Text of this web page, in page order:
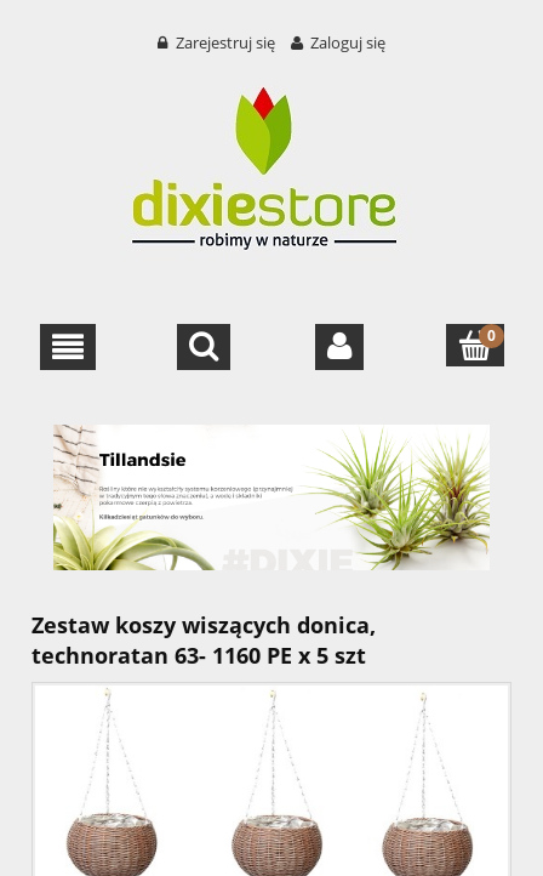
Zarejestruj się Zaloguj się
Zestaw koszy wiszących donica,
technoratan 63- 1160 PE x 5 szt